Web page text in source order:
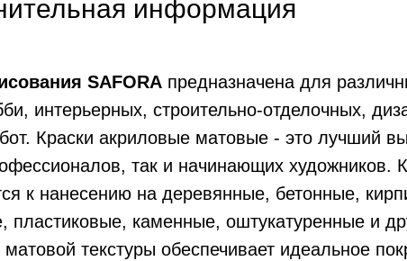
информация
SAFORAпредназначена для
интерьерных, строительно-отделочных,
Краски акриловые матовые - это лучший
так и начинающих художников.
к нанесению на деревянные, бетонные,
каменные, оштукатуренные и
текстуры обеспечивает идеальное